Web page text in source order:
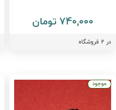
740,000 تومان
2 فروشگاه
موجود